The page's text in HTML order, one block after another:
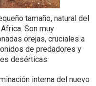
tamaño, natural del
Son muy
orejas, cruciales a
de predadores y
desérticas.
interna del nuevo